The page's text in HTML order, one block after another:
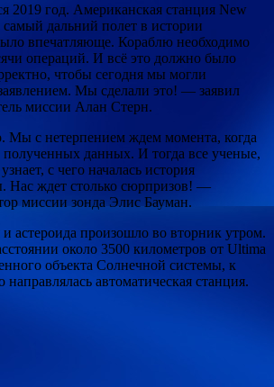
год. Американская станция New
дальний полет в истории
впечатляюще. Кораблю необходимо
операций. И всё это должно было
чтобы сегодня мы могли
Мы сделали это! — заявил
миссии Алан Стерн.
Мы с нетерпением ждем момента, когда
полученных данных. И тогда все ученые,
с чего началась история
Нас ждет столько сюрпризов! —
миссии зонда Элис Бауман.
астероида произошло во вторник утром.
около 3500 километров от Ultima
объекта Солнечной системы, к
направлялась автоматическая станция.